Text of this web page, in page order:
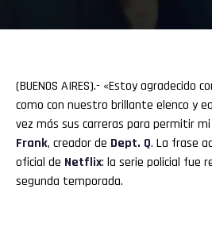
(BUENOS AIRES).- «Estoy agradecido
como con nuestro brillante elenco y
vez más sus carreras para permitir mi
Frank, creador de Dept. Q. La frase
oficial de Netflix: la serie policial fue
segunda temporada.